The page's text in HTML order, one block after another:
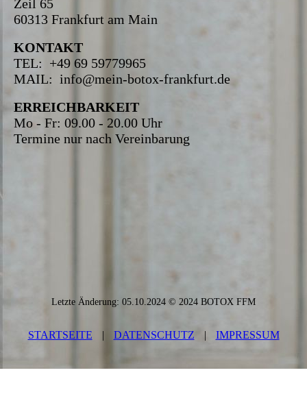
Zeil 65
60313 Frankfurt am Main
KONTAKT
TEL: +49 69 59779965
MAIL: info@mein-botox-frankfurt.de
ERREICHBARKEIT
Mo - Fr: 09.00 - 20.00 Uhr
Termine nur nach Vereinbarung
Letzte Änderung: 05.10.2024 © 2024 BOTOX FFM
STARTSEITE | DATEN­SCHUTZ | IMPRESSUM